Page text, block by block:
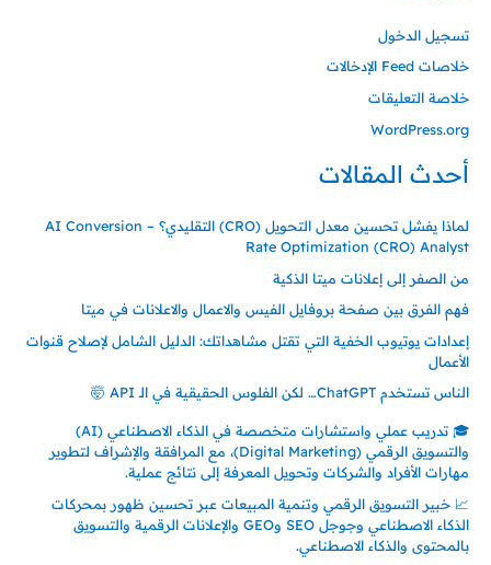
تسجيل الدخول
خلاصات Feed الإدخالات
خلاصة التعليقات
WordPress.org
أحدث المقالات
لماذا يفشل تحسين معدل التحويل (CRO) التقليدي؟ – AI Conversion
Rate Optimization (CRO) Analyst
من الصفر إلى إعلانات ميتا الذكية
فهم الفرق بين صفحة بروفايل الفيس والاعمال والاعلانات في ميتا
إعدادات يوتيوب الخفية التي تقتل مشاهداتك: الدليل الشامل لإصلاح قنوات
الأعمال
الناس تستخدم ChatGPT… لكن الفلوس الحقيقية في الـ API 🤯
🎓 تدريب عملي واستشارات متخصصة في الذكاء الاصطناعي (AI)
والتسويق الرقمي (Digital Marketing)، مع المرافقة والإشراف لتطوير
مهارات الأفراد والشركات وتحويل المعرفة إلى نتائج عملية.
📈 خبير التسويق الرقمي وتنمية المبيعات عبر تحسين ظهور بمحركات
الذكاء الاصطناعي وجوجل SEO وGEO والإعلانات الرقمية والتسويق
بالمحتوى والذكاء الاصطناعي.